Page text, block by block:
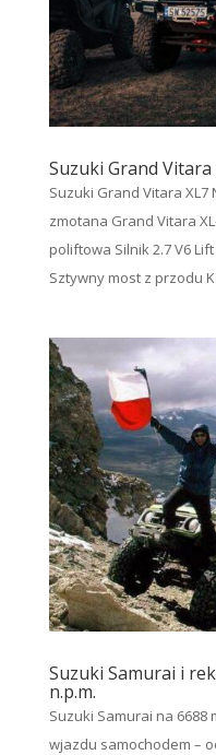
Suzuki Grand Vitara
Suzuki Grand Vitara
zmotana Grand Vitara
poliftowa Silnik 2.7 V6
Sztywny most z przodu
Suzuki Samurai i
n.p.m.
Suzuki Samurai na 6688
wjazdu samochodem –